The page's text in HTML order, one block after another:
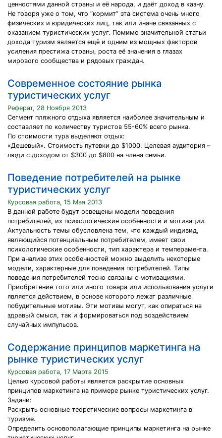
ценностями данной страны и её народа, и даёт доход в казну.
Не говоря уже о том, что “кормит” эта система очень много
физических и юридических лиц, так или иначе связанных с
оказанием туристических услуг. Помимо значительной статьи
дохода туризм является ещё и одним из мощных факторов
усиления престижа страны, роста её значения в глазах
мирового сообщества и рядовых граждан.
Современное состояние рынка
туристических услуг
Реферат, 28 Ноября 2013
Сегмент пляжного отдыха является наиболее значительным и
составляет по количеству туристов 55-60% всего рынка.
По стоимости тура выделяют отдых:
«Дешевый». Стоимость путевки до $1000. Целевая аудитория –
люди с доходом от $300 до $800 на члена семьи.
Поведение потребителей на рынке
туристических услуг
Курсовая работа, 15 Мая 2013
В данной работе будут освещены модели поведения
потребителей, их психологические особенности и мотивации.
Актуальность темы обусловлена тем, что каждый индивид,
являющийся потенциальным потребителем, имеет свои
психологические особенности, тип характера и темперамента.
При анализе этих особенностей можно выделить некоторые
модели, характерные для поведения потребителей. Типы
поведения потребителей тесно связаны с мотивациями.
Приобретение того или иного товара или использования услуги
является действием, в основе которого лежат различные
побудительные мотивы. Эти мотивы могут, как опираться на
здравый смысл, так и формироваться под воздействием
случайных импульсов.
Содержание принципов маркетинга на
рынке туристических услуг
Курсовая работа, 17 Марта 2015
Целью курсовой работы является раскрытие основных
принципов маркетинга на примере рынке туристических услуг.
Задачи:
Раскрыть основные теоретические вопросы маркетинга в
туризме.
Определить основополагающие принципы маркетинга на рынке